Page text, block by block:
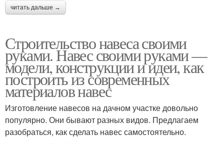
читать дальше →
Строительство навеса своими
руками. Навес своими руками —
модели, конструкции и идеи, как
построить из современных
материалов навес
Изготовление навесов на дачном участке довольно
популярно. Они бывают разных видов. Предлагаем
разобраться, как сделать навес самостоятельно.